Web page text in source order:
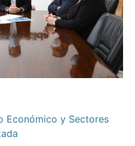
Económico y Sectores